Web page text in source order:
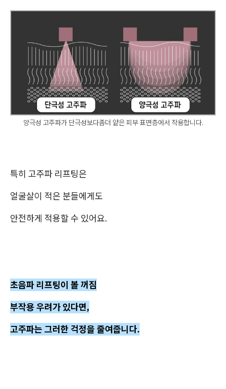
양극성 고주파가 단극성보다좀더 얕은 피부 표면층에서 작용합니다.
특히 고주파 리프팅은
얼굴살이 적은 분들에게도
안전하게 적용할 수 있어요.
초음파 리프팅이 볼 꺼짐
부작용 우려가 있다면,
고주파는 그러한 걱정을 줄여줍니다.